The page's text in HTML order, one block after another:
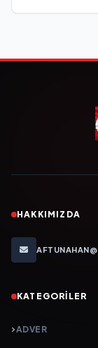
HAKKIMIZDA
KATEGORILER
ADVER